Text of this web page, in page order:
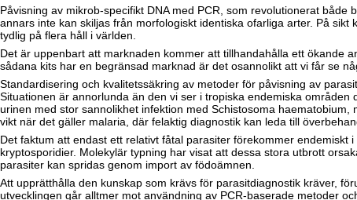
Påvisning av mikrob-specifikt DNA med PCR, som revolutionerat
annars inte kan skiljas från morfologiskt identiska ofarliga arter. På
tydlig på flera håll i världen.
Det är uppenbart att marknaden kommer att tillhandahålla ett ökande
sådana kits har en begränsad marknad är det osannolikt att vi får se
Standardisering och kvalitetssäkring av metoder för påvisning av
Situationen är annorlunda än den vi ser i tropiska endemiska
urinen med stor sannolikhet infektion med Schistosoma
vikt när det gäller malaria, där felaktig diagnostik kan leda till
Det faktum att endast ett relativt fåtal parasiter förekommer
kryptosporidier. Molekylär typning har visat att dessa stora utbrott
parasiter kan spridas genom import av födoämnen.
Att upprätthålla den kunskap som krävs för parasitdiagnostik kräver,
utvecklingen går alltmer mot användning av PCR-baserade metoder